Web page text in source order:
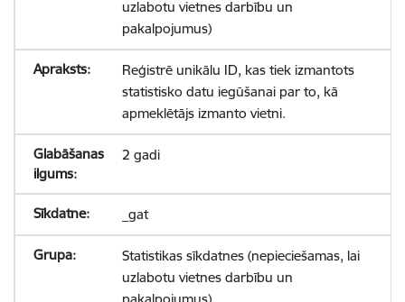
uzlabotu vietnes darbību un
pakalpojumus)
Reģistrē unikālu ID, kas tiek izmantots
statistisko datu iegūšanai par to, kā
apmeklētājs izmanto vietni.
2 gadi
_gat
Statistikas sīkdatnes (nepieciešamas, lai
uzlabotu vietnes darbību un